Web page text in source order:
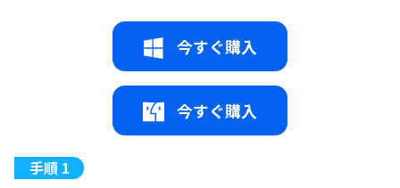
今すぐ購入
今すぐ購入